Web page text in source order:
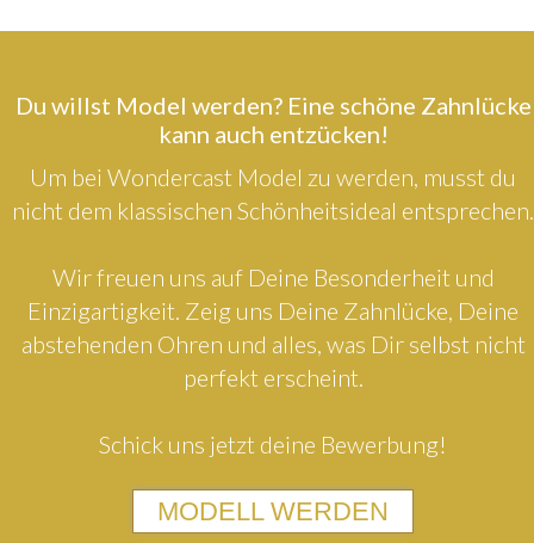
Du willst Model werden? Eine schöne Zahnlücke
kann auch entzücken!
Um bei Wondercast Model zu werden, musst du
nicht dem klassischen Schönheitsideal entsprechen.
Wir freuen uns auf Deine Besonderheit und
Einzigartigkeit. Zeig uns Deine Zahnlücke, Deine
abstehenden Ohren und alles, was Dir selbst nicht
perfekt erscheint.
Schick uns jetzt deine Bewerbung!
MODELL WERDEN